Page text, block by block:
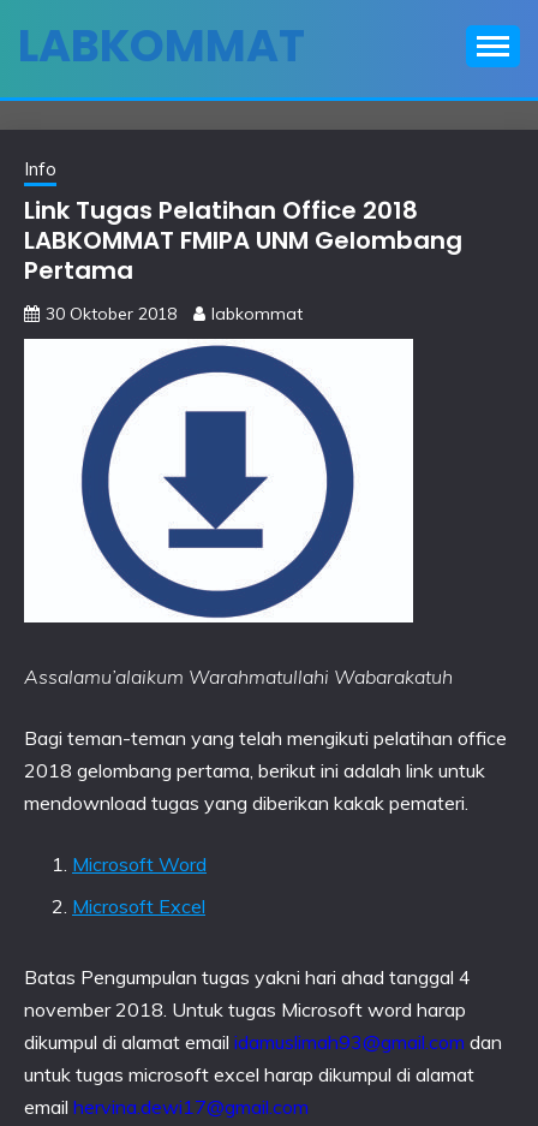
LABKOMMAT
Info
Link Tugas Pelatihan Office 2018
LABKOMMAT FMIPA UNM Gelombang
Pertama
30 Oktober 2018 labkommat
Assalamu’alaikum Warahmatullahi Wabarakatuh
Bagi teman-teman yang telah mengikuti pelatihan office
2018 gelombang pertama, berikut ini adalah link untuk
mendownload tugas yang diberikan kakak pemateri.
Microsoft Word
Microsoft Excel
Batas Pengumpulan tugas yakni hari ahad tanggal 4
november 2018. Untuk tugas Microsoft word harap
dikumpul di alamat email idamuslimah93@gmail.com dan
untuk tugas microsoft excel harap dikumpul di alamat
email hervina.dewi17@gmail.com